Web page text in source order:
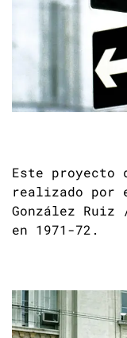
Este proyecto
realizado por
González Ruiz
en 1971-72.